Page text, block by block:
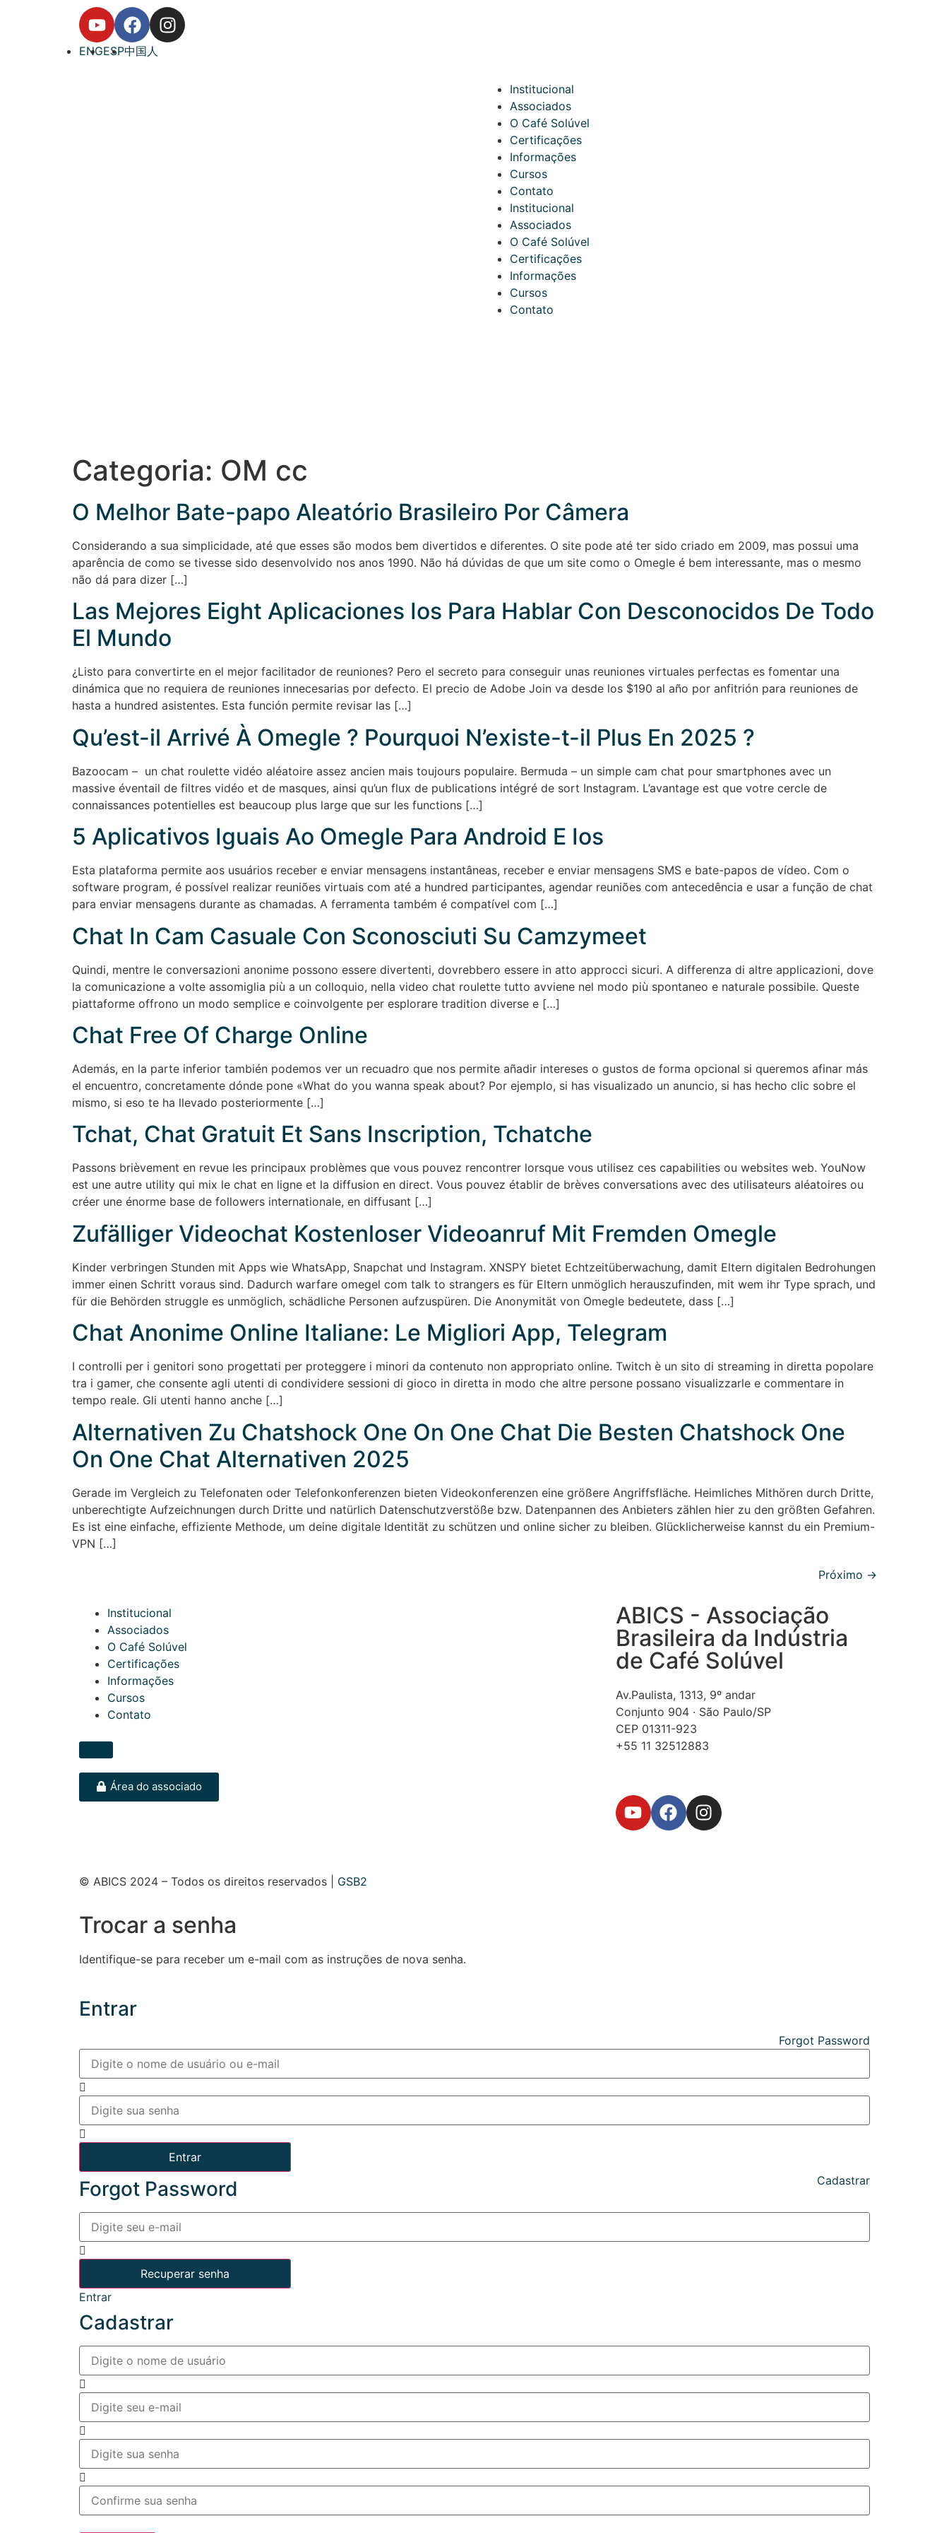
ENGESP中国人
Institucional
Associados
O Café Solúvel
Certificações
Informações
Cursos
Contato
Institucional
Associados
O Café Solúvel
Certificações
Informações
Cursos
Contato
Categoria: OM cc
O Melhor Bate-papo Aleatório Brasileiro Por Câmera
Considerando a sua simplicidade, até que esses são modos bem divertidos e diferentes. O site pode até ter sido criado em 2009, mas possui uma
aparência de como se tivesse sido desenvolvido nos anos 1990. Não há dúvidas de que um site como o Omegle é bem interessante, mas o mesmo
não dá para dizer […]
Las Mejores Eight Aplicaciones Ios Para Hablar Con Desconocidos De Todo
El Mundo
¿Listo para convertirte en el mejor facilitador de reuniones? Pero el secreto para conseguir unas reuniones virtuales perfectas es fomentar una
dinámica que no requiera de reuniones innecesarias por defecto. El precio de Adobe Join va desde los $190 al año por anfitrión para reuniones de
hasta a hundred asistentes. Esta función permite revisar las […]
Qu’est-il Arrivé À Omegle ? Pourquoi N’existe-t-il Plus En 2025 ?
Bazoocam – un chat roulette vidéo aléatoire assez ancien mais toujours populaire. Bermuda – un simple cam chat pour smartphones avec un
massive éventail de filtres vidéo et de masques, ainsi qu’un flux de publications intégré de sort Instagram. L’avantage est que votre cercle de
connaissances potentielles est beaucoup plus large que sur les functions […]
5 Aplicativos Iguais Ao Omegle Para Android E Ios
Esta plataforma permite aos usuários receber e enviar mensagens instantâneas, receber e enviar mensagens SMS e bate-papos de vídeo. Com o
software program, é possível realizar reuniões virtuais com até a hundred participantes, agendar reuniões com antecedência e usar a função de chat
para enviar mensagens durante as chamadas. A ferramenta também é compatível com […]
Chat In Cam Casuale Con Sconosciuti Su Camzymeet
Quindi, mentre le conversazioni anonime possono essere divertenti, dovrebbero essere in atto approcci sicuri. A differenza di altre applicazioni, dove
la comunicazione a volte assomiglia più a un colloquio, nella video chat roulette tutto avviene nel modo più spontaneo e naturale possibile. Queste
piattaforme offrono un modo semplice e coinvolgente per esplorare tradition diverse e […]
Chat Free Of Charge Online
Además, en la parte inferior también podemos ver un recuadro que nos permite añadir intereses o gustos de forma opcional si queremos afinar más
el encuentro, concretamente dónde pone «What do you wanna speak about? Por ejemplo, si has visualizado un anuncio, si has hecho clic sobre el
mismo, si eso te ha llevado posteriormente […]
Tchat, Chat Gratuit Et Sans Inscription, Tchatche
Passons brièvement en revue les principaux problèmes que vous pouvez rencontrer lorsque vous utilisez ces capabilities ou websites web. YouNow
est une autre utility qui mix le chat en ligne et la diffusion en direct. Vous pouvez établir de brèves conversations avec des utilisateurs aléatoires ou
créer une énorme base de followers internationale, en diffusant […]
Zufälliger Videochat Kostenloser Videoanruf Mit Fremden Omegle
Kinder verbringen Stunden mit Apps wie WhatsApp, Snapchat und Instagram. XNSPY bietet Echtzeitüberwachung, damit Eltern digitalen Bedrohungen
immer einen Schritt voraus sind. Dadurch warfare omegel com talk to strangers es für Eltern unmöglich herauszufinden, mit wem ihr Type sprach, und
für die Behörden struggle es unmöglich, schädliche Personen aufzuspüren. Die Anonymität von Omegle bedeutete, dass […]
Chat Anonime Online Italiane: Le Migliori App, Telegram
I controlli per i genitori sono progettati per proteggere i minori da contenuto non appropriato online. Twitch è un sito di streaming in diretta popolare
tra i gamer, che consente agli utenti di condividere sessioni di gioco in diretta in modo che altre persone possano visualizzarle e commentare in
tempo reale. Gli utenti hanno anche […]
Alternativen Zu Chatshock One On One Chat Die Besten Chatshock One
On One Chat Alternativen 2025
Gerade im Vergleich zu Telefonaten oder Telefonkonferenzen bieten Videokonferenzen eine größere Angriffsfläche. Heimliches Mithören durch Dritte,
unberechtigte Aufzeichnungen durch Dritte und natürlich Datenschutzverstöße bzw. Datenpannen des Anbieters zählen hier zu den größten Gefahren.
Es ist eine einfache, effiziente Methode, um deine digitale Identität zu schützen und online sicher zu bleiben. Glücklicherweise kannst du ein Premium-
VPN […]
Próximo →
Institucional
Associados
O Café Solúvel
Certificações
Informações
Cursos
Contato
Área do associado
ABICS - Associação
Brasileira da Indústria
de Café Solúvel
Av.Paulista, 1313, 9º andar
Conjunto 904 · São Paulo/SP
CEP 01311-923
+55 11 32512883
© ABICS 2024 – Todos os direitos reservados | GSB2
Trocar a senha
Identifique-se para receber um e-mail com as instruções de nova senha.
Entrar
Forgot Password
Cadastrar
Forgot Password
Entrar
Cadastrar